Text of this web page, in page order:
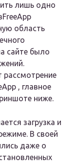
лишь одно
FreeApp
область
сайте было
рассмотрение
, главное
ниже.
загрузка и
В своей
даже о